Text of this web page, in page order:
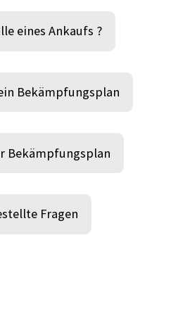
eines Ankaufs ?
Bekämpfungsplan
Bekämpfungsplan
Fragen